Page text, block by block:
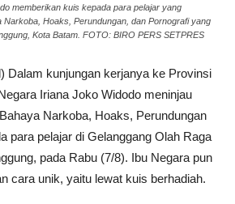
memberikan kuis kepada para pelajar yang
Narkoba, Hoaks, Perundungan, dan Pornografi yang
Kota Batam. FOTO: BIRO PERS SETPRES
Dalam kunjungan kerjanya ke Provinsi
Iriana Joko Widodo meninjau
Narkoba, Hoaks, Perundungan
para pelajar di Gelanggang Olah Raga
pada Rabu (7/8). Ibu Negara pun
cara unik, yaitu lewat kuis berhadiah.